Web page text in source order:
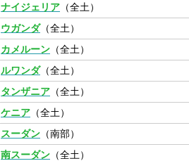
ナイジェリア （全土）
ウガンダ（全土）
カメルーン （全土）
ルワンダ（全土）
タンザニア （全土）
ケニア （全土）
スーダン （南部）
南スーダン （全土）